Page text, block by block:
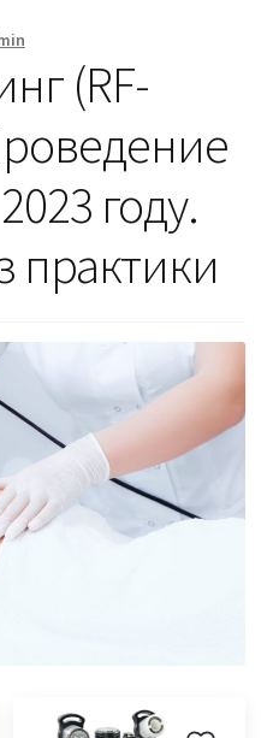
(RF-
году.